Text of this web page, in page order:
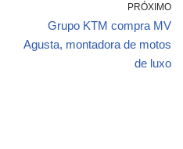
PRÓXIMO
Grupo KTM compra MV
Agusta, montadora de motos
de luxo